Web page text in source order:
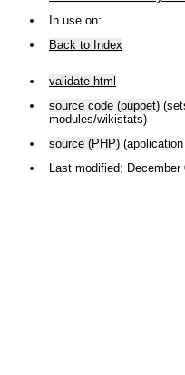
In use on:
Back to Index
validate html
source code (puppet)
modules/wikistats)
source (PHP)
Last modified: December